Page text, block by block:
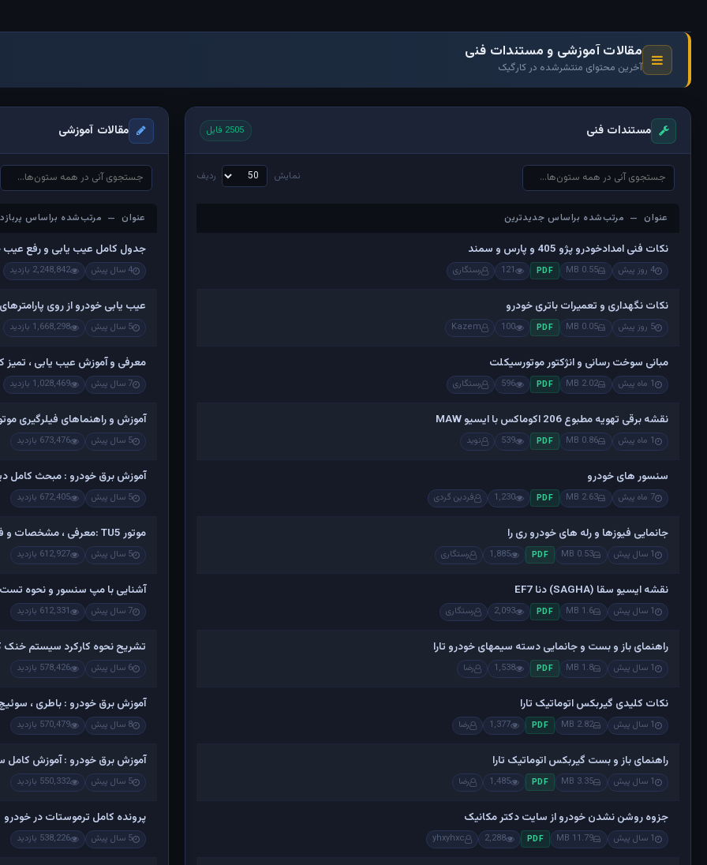
مقالات آموزشی و مستندات فنی
آخرین محتوای منتشرشده در کارگیک
مستندات فنی 2505 فایل
نمایش ردیف
عنوان — مرتب‌شده براساس جدیدترین
عنوان — مرتب‌شده براساس جدیدترین
نکات فنی امدادخودرو پژو 405 و پارس و سمند
4 روز پیش 0.55 MB
PDF
121 رستگاری
نکات نگهداری و تعمیرات باتری خودرو
5 روز پیش 0.05 MB
PDF
100
Kazem
مبانی سوخت رسانی و انژکتور موتورسیکلت
1 ماه پیش 2.02 MB
PDF
596 رستگاری
نقشه برقی تهویه مطبوع 206 اکوماکس با ایسیو MAW
1 ماه پیش 0.86 MB
PDF
539 نوید
سنسور های خودرو
7 ماه پیش 2.63 MB
PDF
1,230 فردین گردی
جانمایی فیوزها و رله های خودرو ری را
1 سال پیش 0.53 MB
PDF
1,885 رستگاری
نقشه ایسیو سقا (SAGHA) دنا EF7
1 سال پیش 1.6 MB
PDF
2,093 رستگاری
راهنمای باز و بست و جانمایی دسته سیمهای خودرو تارا
1 سال پیش 1.8 MB
PDF
1,538 رضا
نکات کلیدی گیربکس اتوماتیک تارا
1 سال پیش 2.82 MB
PDF
1,377 رضا
راهنمای باز و بست گیربکس اتوماتیک تارا
1 سال پیش 3.35 MB
PDF
1,485 رضا
جزوه روشن نشدن خودرو از سایت دکتر مکانیک
1 سال پیش 11.79 MB
PDF
2,288
yhxyhxc
مقالات آموزشی
عنوان — مرتب‌شده براساس
عنوان — مرتب‌شده براساس
جدول کامل عیب یابی و رفع عیب
4 سال پیش 2,248,842 بازدید
عیب یابی خودرو از روی
5 سال پیش 1,668,298 بازدید
معرفی و آموزش عیب یابی ، تمیز
7 سال پیش 1,028,469 بازدید
آموزش و راهنماهای فیلرگیری
5 سال پیش 673,476 بازدید
آموزش برق خودرو : مبحث کامل
5 سال پیش 672,405 بازدید
موتور TU5 :معرفی ، مشخصات و فیلم کامل تشریح اجزاء و باز کردن
5 سال پیش 612,927 بازدید
آشنایی با مپ سنسور و نحوه
7 سال پیش 612,331 بازدید
تشریح نحوه کارکرد سیستم خنک
6 سال پیش 578,426 بازدید
آموزش برق خودرو : باطری ، سوئیچ
8 سال پیش 570,479 بازدید
آموزش برق خودرو : آموزش کامل
5 سال پیش 550,332 بازدید
پرونده کامل ترموستات در خودرو
5 سال پیش 538,226 بازدید